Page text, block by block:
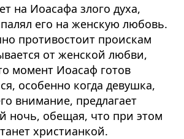
на Иоасафа злого духа,
его на женскую любовь.
противостоит проискам
от женской любви,
момент Иоасаф готов
особенно когда девушка,
внимание, предлагает
ночь, обещая, что при этом
христианкой.